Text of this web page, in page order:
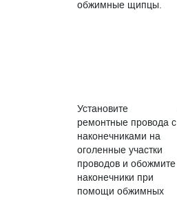
обжимные щипцы.
Установите
ремонтные провода с
наконечниками на
оголенные участки
проводов и обожмите
наконечники при
помощи обжимных